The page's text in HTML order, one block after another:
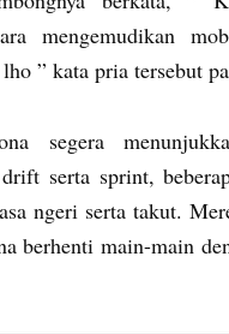
mengemudikan
” kata pria tersebut
segera
serta sprint,
ngeri serta takut.
berhenti main-main